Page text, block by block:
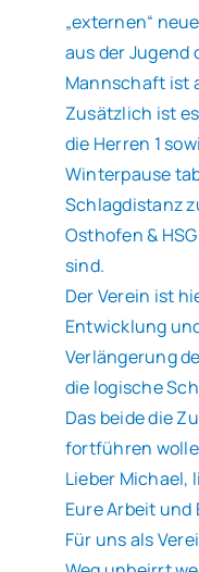
„externen“
aus der Jugend
Mannschaft ist
Zusätzlich ist
die Herren 1
Winterpause
Schlagdistanz
Osthofen &
sind.
Der Verein ist
Entwicklung
Verlängerung
die logische
Das beide die
fortführen
Lieber Michael,
Eure Arbeit und
Für uns als